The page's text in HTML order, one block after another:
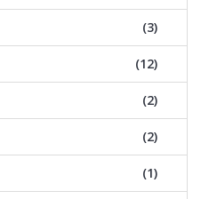
(3)
(12)
(2)
(2)
(1)